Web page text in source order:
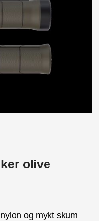
olive
og mykt skum